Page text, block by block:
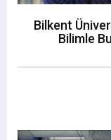
Bilkent
Bilimle